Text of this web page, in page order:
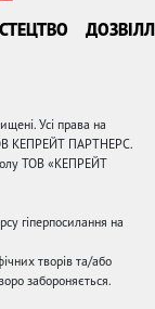
Усі права на
КЕПРЕЙТ ПАРТНЕРС.
ТОВ «КЕПРЕЙТ
гіперпосилання на
творів та/або
забороняється.